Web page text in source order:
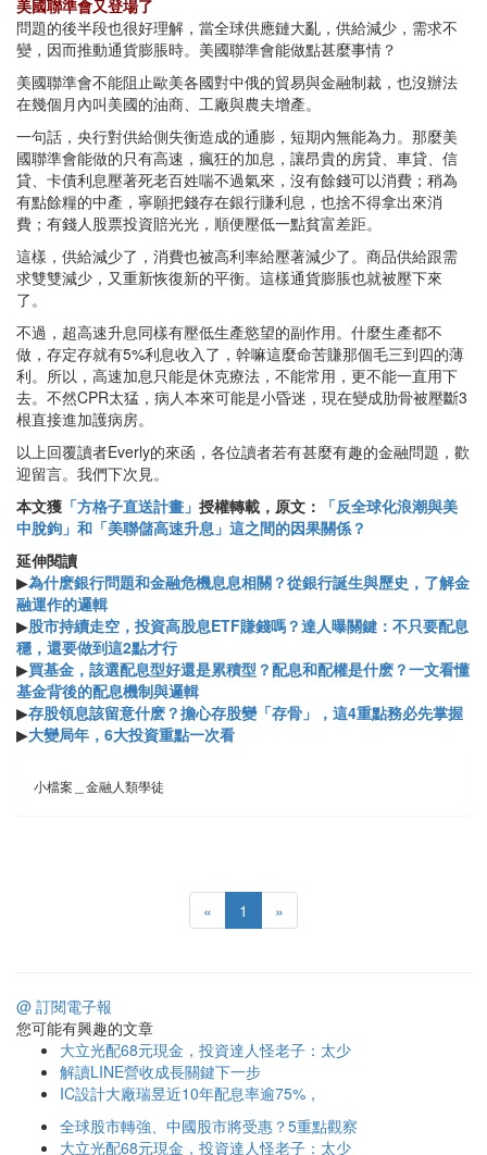
美國聯準會又登場了
問題的後半段也很好理解，當全球供應鏈大亂，供給減少，需求不
變，因而推動通貨膨脹時。美國聯準會能做點甚麼事情？
美國聯準會不能阻止歐美各國對中俄的貿易與金融制裁，也沒辦法
在幾個月內叫美國的油商、工廠與農夫增產。
一句話，央行對供給側失衡造成的通膨，短期內無能為力。那麼美
國聯準會能做的只有高速，瘋狂的加息，讓昂貴的房貸、車貸、信
貸、卡債利息壓著死老百姓喘不過氣來，沒有餘錢可以消費；稍為
有點餘糧的中產，寧願把錢存在銀行賺利息，也捨不得拿出來消
費；有錢人股票投資賠光光，順便壓低一點貧富差距。
這樣，供給減少了，消費也被高利率給壓著減少了。商品供給跟需
求雙雙減少，又重新恢復新的平衡。這樣通貨膨脹也就被壓下來
了。
不過，超高速升息同樣有壓低生產慾望的副作用。什麼生產都不
做，存定存就有5%利息收入了，幹嘛這麼命苦賺那個毛三到四的薄
利。所以，高速加息只能是休克療法，不能常用，更不能一直用下
去。不然CPR太猛，病人本來可能是小昏迷，現在變成肋骨被壓斷3
根直接進加護病房。
以上回覆讀者Everly的來函，各位讀者若有甚麼有趣的金融問題，歡
迎留言。我們下次見。
本文獲 「方格子直送計畫」 授權轉載，原文：
「反全球化浪潮與美
中脫鉤」和「美聯儲高速升息」這之間的因果關係？
延伸閱讀
▶為什麽銀行問題和金融危機息息相關？從銀行誕生與歷史，了解金
融運作的邏輯
▶股市持續走空，投資高股息ETF賺錢嗎？達人曝關鍵：不只要配息
穩，還要做到這2點才行
▶買基金，該選配息型好還是累積型？配息和配權是什麽？一文看懂
基金背後的配息機制與邏輯
▶存股領息該留意什麽？擔心存股變「存骨」，這4重點務必先掌握
▶大變局年，6大投資重點一次看
小檔案＿金融人類學徒
« 1 »
@ 訂閱電子報
您可能有興趣的文章
大立光配68元現金，投資達人怪老子：太少
解讀LINE營收成長關鍵下一步
IC設計大廠瑞昱近10年配息率逾75%，
全球股市轉強、中國股市將受惠？5重點觀察
大立光配68元現金，投資達人怪老子：太少